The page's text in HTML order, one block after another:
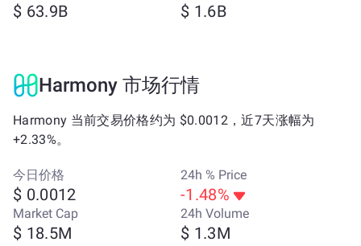
$ 63.9B $ 1.6B
Harmony 市场行情
Harmony 当前交易价格约为 $0.0012，近7天涨幅为
+2.33%。
今日价格
$ 0.0012
24h % Price
-1.48%
Market Cap
$ 18.5M
24h Volume
$ 1.3M